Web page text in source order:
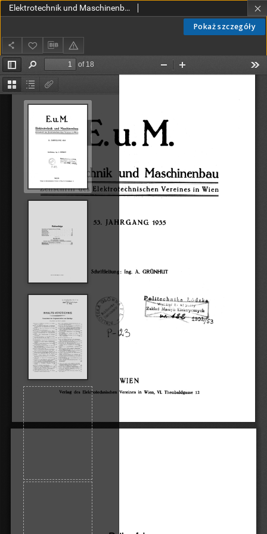
Pokaż szczegóły
Elektrotechnik und Maschinenbau - Spis Treści Jg. 53 (1935)